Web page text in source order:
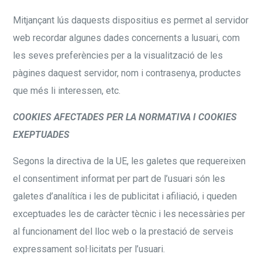
Mitjançant lús daquests dispositius es permet al servidor
web recordar algunes dades concernents a lusuari, com
les seves preferències per a la visualització de les
pàgines daquest servidor, nom i contrasenya, productes
que més li interessen, etc.
COOKIES AFECTADES PER LA NORMATIVA I COOKIES
EXEPTUADES
Segons la directiva de la UE, les galetes que requereixen
el consentiment informat per part de l’usuari són les
galetes d’analítica i les de publicitat i afiliació, i queden
exceptuades les de caràcter tècnic i les necessàries per
al funcionament del lloc web o la prestació de serveis
expressament sol·licitats per l’usuari.